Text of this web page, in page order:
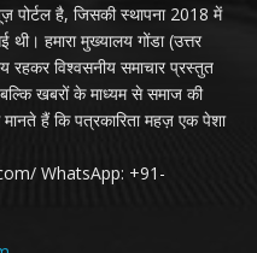
पोर्टल है, जिसकी स्थापना 2018 में
हमारा मुख्यालय गोंडा (उत्तर
रहकर विश्वसनीय समाचार प्रस्तुत
बल्कि खबरों के माध्यम से समाज की
हैं कि पत्रकारिता महज़ एक पेशा
WhatsApp: +91-